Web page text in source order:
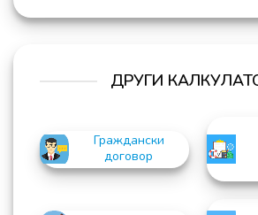
ДРУГИ
Граждански
договор